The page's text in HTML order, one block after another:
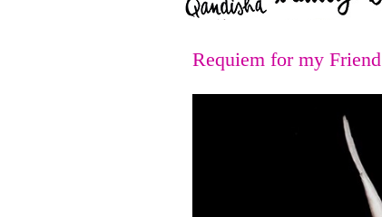
Requiem for my Friend